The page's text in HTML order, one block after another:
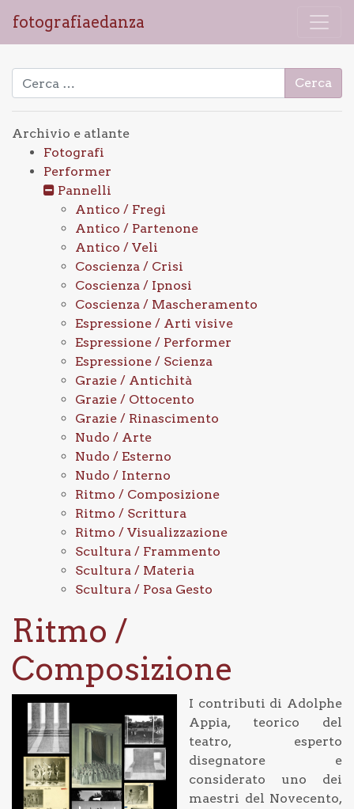
fotografiaedanza
Ricerca per:
Archivio e atlante
Fotografi
Performer
Pannelli
Antico / Fregi
Antico / Partenone
Antico / Veli
Coscienza / Crisi
Coscienza / Ipnosi
Coscienza / Mascheramento
Espressione / Arti visive
Espressione / Performer
Espressione / Scienza
Grazie / Antichità
Grazie / Ottocento
Grazie / Rinascimento
Nudo / Arte
Nudo / Esterno
Nudo / Interno
Ritmo / Composizione
Ritmo / Scrittura
Ritmo / Visualizzazione
Scultura / Frammento
Scultura / Materia
Scultura / Posa Gesto
Ritmo /
Composizione
I contributi di Adolphe
Appia, teorico del
teatro, esperto
disegnatore e
considerato uno dei
maestri del Novecento,